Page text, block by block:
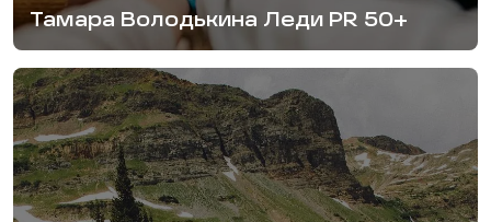
Тамара Володькина Леди PR 50+